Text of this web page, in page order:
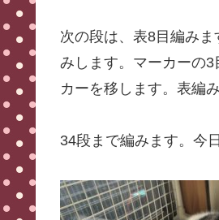
次の段は、表8目編み
みします。マーカーの
カーを移します。表編
34段まで編みます。今